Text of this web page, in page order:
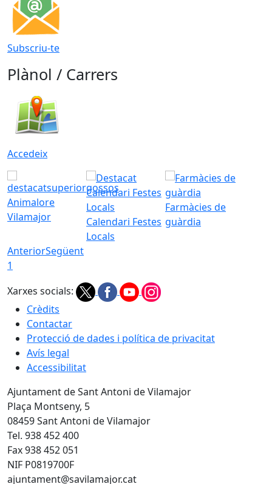
Subscriu-te
Plànol / Carrers
Accedeix
Animalore
Vilamajor
Calendari Festes
Locals
Farmàcies de
guàrdia
AnteriorSegüent
1
Xarxes socials:
Crèdits
Contactar
Protecció de dades i política de privacitat
Avís legal
Accessibilitat
Ajuntament de Sant Antoni de Vilamajor
Plaça Montseny, 5
08459 Sant Antoni de Vilamajor
Tel. 938 452 400
Fax 938 452 051
NIF P0819700F
ajuntament@savilamajor.cat